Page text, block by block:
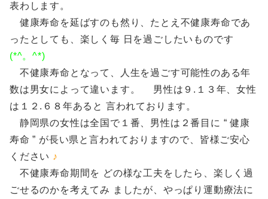
表わします。
健康寿命を延ばすのも然り、たとえ不健康寿命であ
ったとしても、楽しく毎 日を過ごしたいものです
(*^。^*)
不健康寿命となって、人生を過ごす可能性のある年
数は男女によって違います。 男性は９.１３年、女性
は１２.６８年あると 言われております。
静岡県の女性は全国で１番、男性は２番目に “ 健康
寿命 ” が長い県と言われておりますので、皆様ご安心
ください ♪
不健康寿命期間を どの様な工夫をしたら、楽しく過
ごせるのかを考えてみ ましたが、やっぱり運動療法に